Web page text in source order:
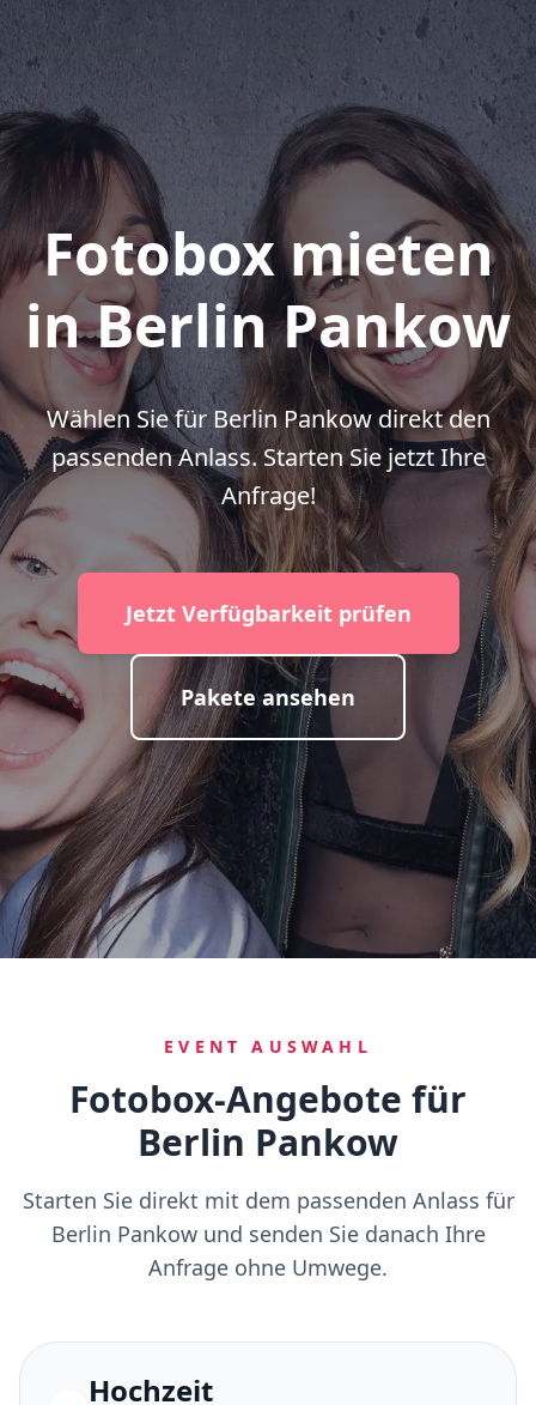
Fotobox mieten
in Berlin Pankow
Wählen Sie für Berlin Pankow direkt den
passenden Anlass. Starten Sie jetzt Ihre
Anfrage!
Jetzt Verfügbarkeit prüfen
Pakete ansehen
EVENT AUSWAHL
Fotobox-Angebote für
Berlin Pankow
Starten Sie direkt mit dem passenden Anlass für
Berlin Pankow und senden Sie danach Ihre
Anfrage ohne Umwege.
Hochzeit